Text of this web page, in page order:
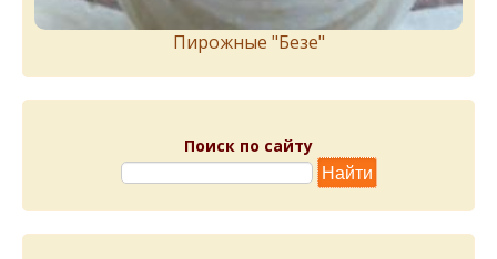
Пирожныe "Бeзe"
Поиск по сайту